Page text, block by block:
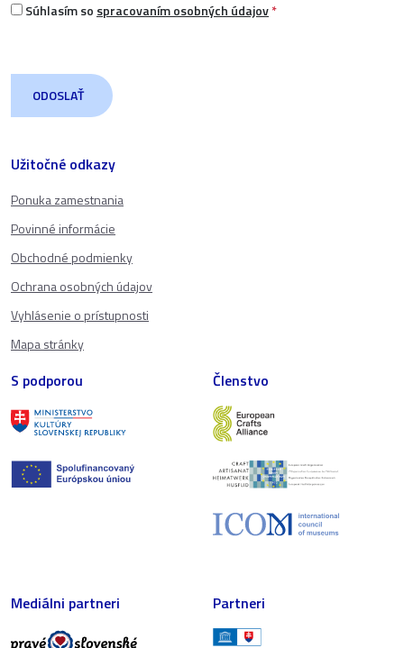
Užitočné odkazy
Ponuka zamestnania
Povinné informácie
Obchodné podmienky
Ochrana osobných údajov
Vyhlásenie o prístupnosti
Mapa stránky
Súhlasím so spracovaním osobných údajov*
S podporou Členstvo
Mediálni partneri Partneri